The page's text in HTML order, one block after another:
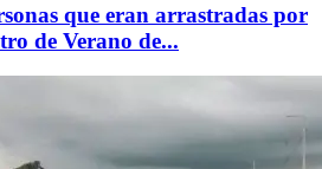
que eran arrastradas por
de Verano de...